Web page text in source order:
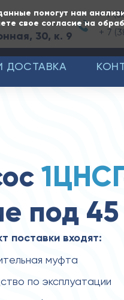
помогут нам
свое согласие на
30, к. 9
+ 7
+ 7
ДОСТАВКА
под 45
поставки входят:
муфта
по эксплуатации